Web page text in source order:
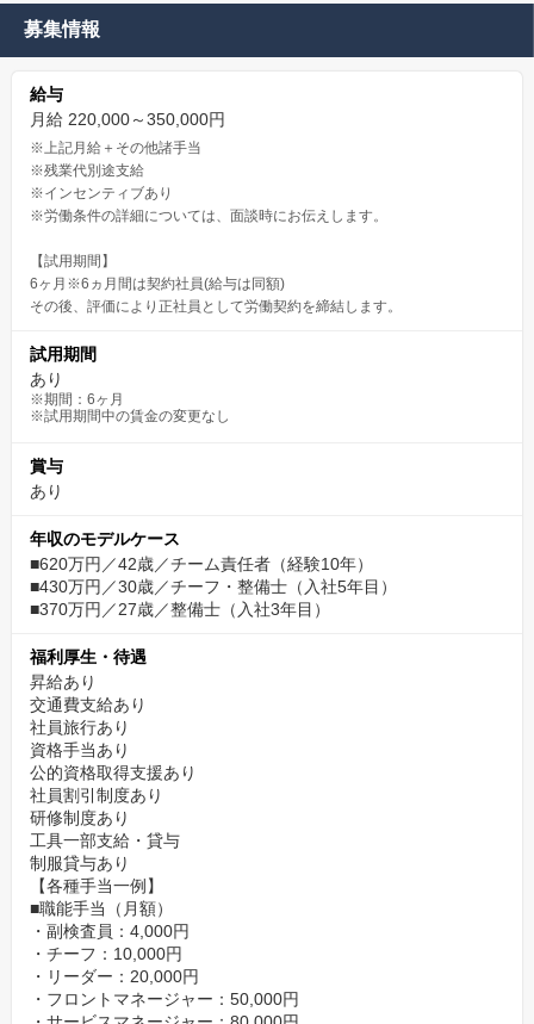
募集情報
給与
月給 220,000～350,000円
※上記月給＋その他諸手当
※残業代別途支給
※インセンティブあり
※労働条件の詳細については、面談時にお伝えします。
【試用期間】
6ヶ月※6ヵ月間は契約社員(給与は同額)
その後、評価により正社員として労働契約を締結します。
試用期間
あり
※期間：6ヶ月
※試用期間中の賃金の変更なし
賞与
あり
年収のモデルケース
■620万円／42歳／チーム責任者（経験10年）
■430万円／30歳／チーフ・整備士（入社5年目）
■370万円／27歳／整備士（入社3年目）
福利厚生・待遇
昇給あり
交通費支給あり
社員旅行あり
資格手当あり
公的資格取得支援あり
社員割引制度あり
研修制度あり
工具一部支給・貸与
制服貸与あり
【各種手当一例】
■職能手当（月額）
・副検査員：4,000円
・チーフ：10,000円
・リーダー：20,000円
・フロントマネージャー：50,000円